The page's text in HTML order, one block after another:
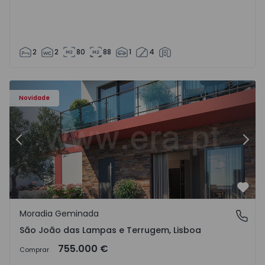
2 2 80 88 1 4
Novidade
Anterior
São João das Lampas e Terrugem, Lisboa
Moradia Geminada
São João das Lampas e Terrugem, Lisboa
Comprar 755.000 €